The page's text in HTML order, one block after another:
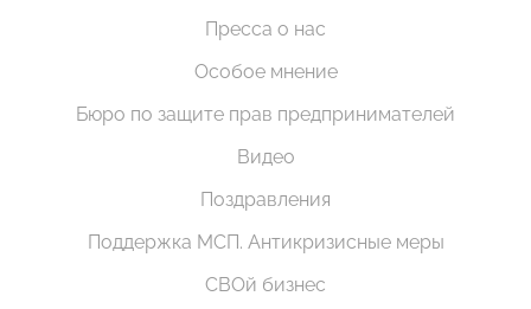
Пресса о нас
Особое мнение
Бюро по защите прав предпринимателей
Видео
Поздравления
Поддержка МСП. Антикризисные меры
СВОй бизнес